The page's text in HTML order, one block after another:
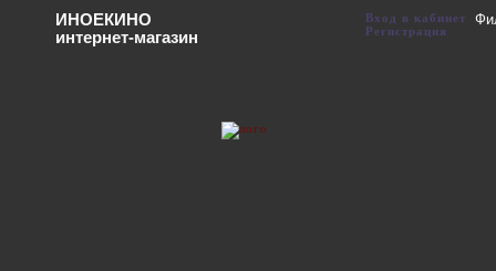
ИНОЕКИНО
интернет-магазин
Вход в кабинет
Регистрация